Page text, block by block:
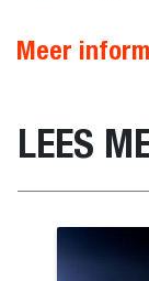
Meer
LEES